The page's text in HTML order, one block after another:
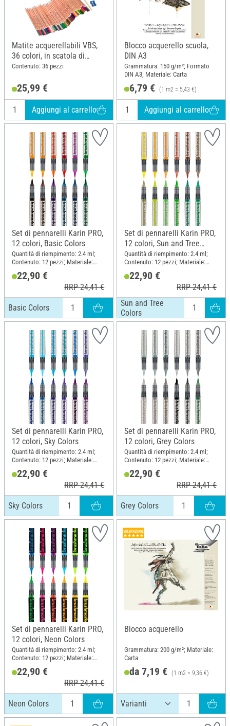
Matite acquerellabili VBS,
36 colori, in scatola di
metallo
Contenuto: 36 pezzi
25,99 €
Aggiungi al carrello
Blocco acquerello scuola,
DIN A3
Grammatura: 150 g/m²; Formato
DIN A3; Materiale: Carta
6,79 € (1 m2 = 5,43 €)
Aggiungi al carrello
Set di pennarelli Karin PRO,
12 colori, Basic Colors
Quantità di riempimento: 2.4 ml;
Contenuto: 12 pezzi; Materiale:
22,90 €
RRP 24,41 €
Basic Colors
Set di pennarelli Karin PRO,
12 colori, Sun and Tree
Colors
Quantità di riempimento: 2.4 ml;
Contenuto: 12 pezzi; Materiale:
22,90 €
RRP 24,41 €
Sun and Tree
Colors
Set di pennarelli Karin PRO,
12 colori, Sky Colors
Quantità di riempimento: 2.4 ml;
Contenuto: 12 pezzi; Materiale:
22,90 €
RRP 24,41 €
Sky Colors
Set di pennarelli Karin PRO,
12 colori, Grey Colors
Quantità di riempimento: 2.4 ml;
Contenuto: 12 pezzi; Materiale:
22,90 €
RRP 24,41 €
Grey Colors
Set di pennarelli Karin PRO,
12 colori, Neon Colors
Quantità di riempimento: 2.4 ml;
Contenuto: 12 pezzi; Materiale:
22,90 €
RRP 24,41 €
Neon Colors
Blocco acquerello
Grammatura: 200 g/m²; Materiale:
Carta
da 7,19 € (1 m2 = 9,36 €)